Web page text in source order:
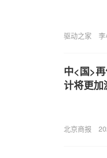
驱动之家
中<国>
计将更加
北京商报